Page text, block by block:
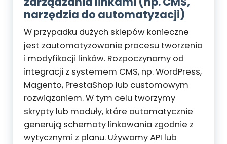
narzędzia do automatyzacji)
W przypadku dużych sklepów konieczne
jest zautomatyzowanie procesu tworzenia
i modyfikacji linków. Rozpoczynamy od
integracji z systemem CMS, np. WordPress,
Magento, PrestaShop lub customowym
rozwiązaniem. W tym celu tworzymy
skrypty lub moduły, które automatycznie
generują schematy linkowania zgodnie z
wytycznymi z planu. Używamy API lub